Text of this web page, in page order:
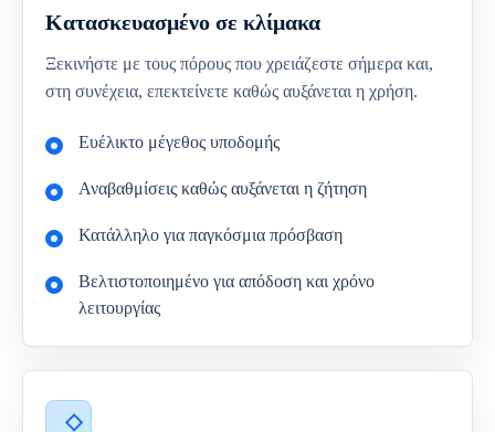
Κατασκευασμένο σε κλίμακα
Ξεκινήστε με τους πόρους που χρειάζεστε σήμερα και,
στη συνέχεια, επεκτείνετε καθώς αυξάνεται η χρήση.
Ευέλικτο μέγεθος υποδομής
Αναβαθμίσεις καθώς αυξάνεται η ζήτηση
Κατάλληλο για παγκόσμια πρόσβαση
Βελτιστοποιημένο για απόδοση και χρόνο
λειτουργίας